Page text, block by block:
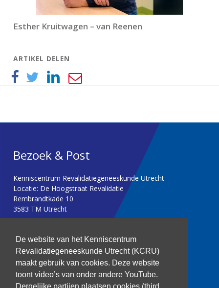
De website van het Kenniscentrum
Revalidatiegeneeskunde Utrecht (KCRU)
maakt gebruik van cookies. Deze website
toont video’s van onder andere YouTube.
Dergelijke partijen plaatsen cookies (third
Esther Kruitwagen – van Reenen
ARTIKEL DELEN
Bezoek & Post
Kenniscentrum Revalidatiegeneeskunde Utrecht
Locatie: De Hoogstraat Revalidatie
Rembrandtkade 10
3583 TM Utrecht
kenniscentrum@dehoogstraat.nl